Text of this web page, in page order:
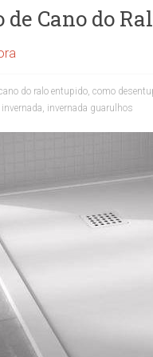
Cano do
do ralo entupido, como
, invernada guarulhos